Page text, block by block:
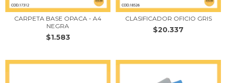
CARPETA BASE OPACA - A4
NEGRA
$1.583
CLASIFICADOR OFICIO GRIS
$20.337